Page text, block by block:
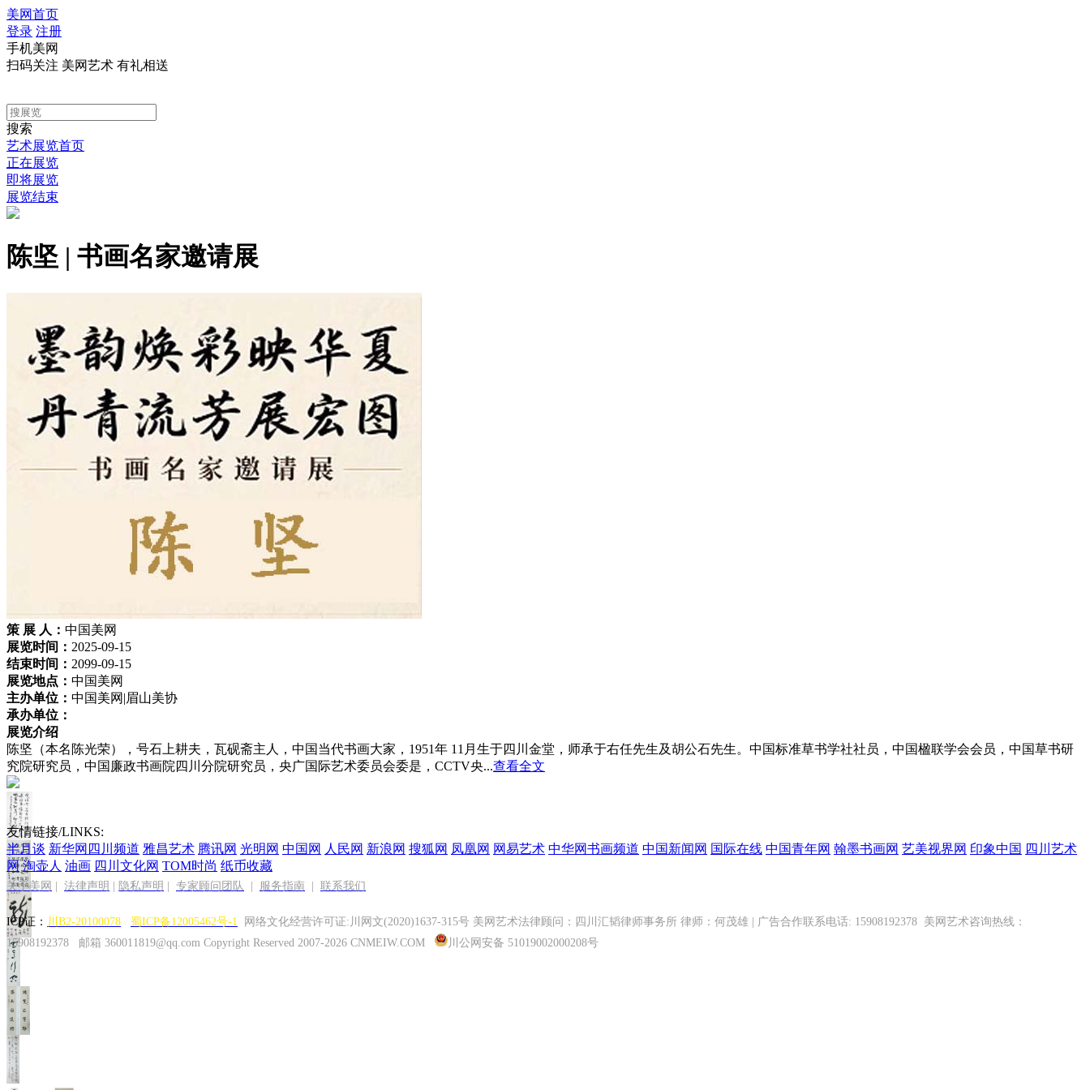
美网首页
登录 注册
手机美网
扫码关注 美网艺术 有礼相送
搜索
艺术展览首页
正在展览
即将展览
展览结束
陈坚 | 书画名家邀请展
策 展 人： 中国美网
展览时间： 2025-09-15
结束时间： 2099-09-15
展览地点： 中国美网
主办单位： 中国美网|眉山美协
承办单位：
展览介绍
陈坚（本名陈光荣），号石上耕夫，瓦砚斋主人，中国当代书画大家，1951年 11月生于四川金堂，师承于右任先生及胡公石先生。中国标准草书学社社员，中国楹联学会会员，中国草书研
究院研究员，中国廉政书画院四川分院研究员，央广国际艺术委员会委是，CCTV央...查看全文
友情链接/LINKS:
半月谈 新华网四川频道 雅昌艺术 腾讯网 光明网 中国网 人民网 新浪网 搜狐网 凤凰网 网易艺术 中华网书画频道 中国新闻网 国际在线 中国青年网 翰墨书画网 艺美视界网 印象中国 四川艺术
网 淘壶人 油画 四川文化网 TOM时尚 纸币收藏
关于美网 法律声明 隐私声明 专家顾问团队 服务指南 联系我们
ICP证： 川B2-20100078 蜀ICP备12005462号-1 网络文化经营许可证:川网文(2020)1637-315号 美网艺术法律顾问：四川汇韬律师事务所 律师：何茂雄 | 广告合作联系电话: 15908192378 美网 艺术咨询热线：
15908192378
邮箱 360011819@qq.com Copyright Reserved 2007-2026 CNMEIW.COM 川公网安备 51019002000208号